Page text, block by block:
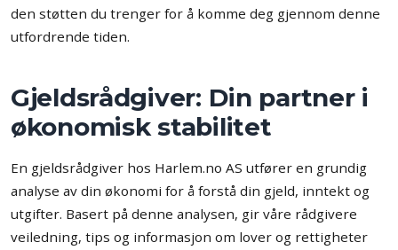
den støtten du trenger for å komme deg gjennom denne
utfordrende tiden.
Gjeldsrådgiver: Din partner i
økonomisk stabilitet
En gjeldsrådgiver hos Harlem.no AS utfører en grundig
analyse av din økonomi for å forstå din gjeld, inntekt og
utgifter. Basert på denne analysen, gir våre rådgivere
veiledning, tips og informasjon om lover og rettigheter